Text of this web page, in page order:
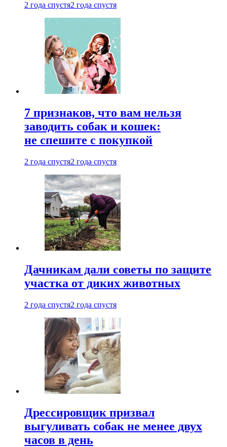
2 года спустя2 года спустя
7 признаков, что вам нельзя
заводить собак и кошек:
не спешите с покупкой
2 года спустя2 года спустя
Дачникам дали советы по защите
участка от диких животных
2 года спустя2 года спустя
Дрессировщик призвал
выгуливать собак не менее двух
часов в день